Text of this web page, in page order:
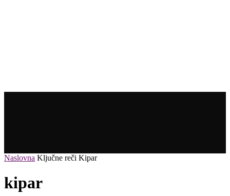
Naslovna Ključne reči Kipar
kipar